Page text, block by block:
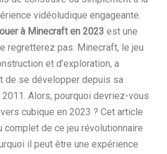
vidéoludique engageante.
à Minecraft en 2023 est une
regretterez pas. Minecraft, le jeu
et d’exploration, a
de se développer depuis sa
Alors, pourquoi devriez-vous
cubique en 2023 ? Cet article
complet de ce jeu révolutionnaire
il peut être une expérience